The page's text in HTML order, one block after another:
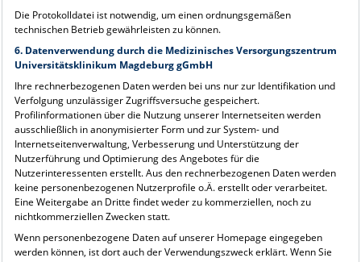
Die Protokolldatei ist notwendig, um einen ordnungsgemäßen
technischen Betrieb gewährleisten zu können.
6. Datenverwendung durch die Medizinisches Versorgungszentrum
Universitätsklinikum Magdeburg gGmbH
Ihre rechnerbezogenen Daten werden bei uns nur zur Identifikation und
Verfolgung unzulässiger Zugriffsversuche gespeichert.
Profilinformationen über die Nutzung unserer Internetseiten werden
ausschließlich in anonymisierter Form und zur System- und
Internetseitenverwaltung, Verbesserung und Unterstützung der
Nutzerführung und Optimierung des Angebotes für die
Nutzerinteressenten erstellt. Aus den rechnerbezogenen Daten werden
keine personenbezogenen Nutzerprofile o.Ä. erstellt oder verarbeitet.
Eine Weitergabe an Dritte findet weder zu kommerziellen, noch zu
nichtkommerziellen Zwecken statt.
Wenn personenbezogene Daten auf unserer Homepage eingegeben
werden können, ist dort auch der Verwendungszweck erklärt. Wenn Sie